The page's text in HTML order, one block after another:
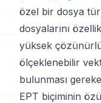
özel bir dosya
dosyalarını
yüksek
ölçeklenebilir
bulunması
EPT biçiminin